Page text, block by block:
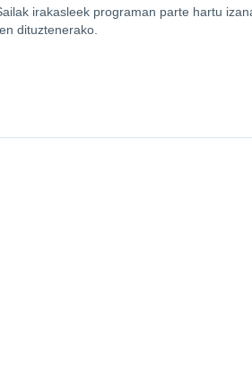
irakasleek programan parte hartu
dituztenerako.